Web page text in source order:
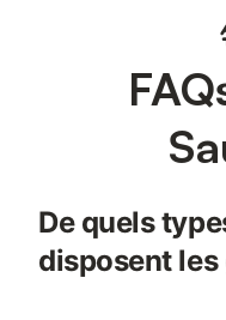
De quels
disposent les